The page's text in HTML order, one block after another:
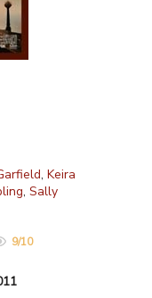
Keira
Sally
9/10